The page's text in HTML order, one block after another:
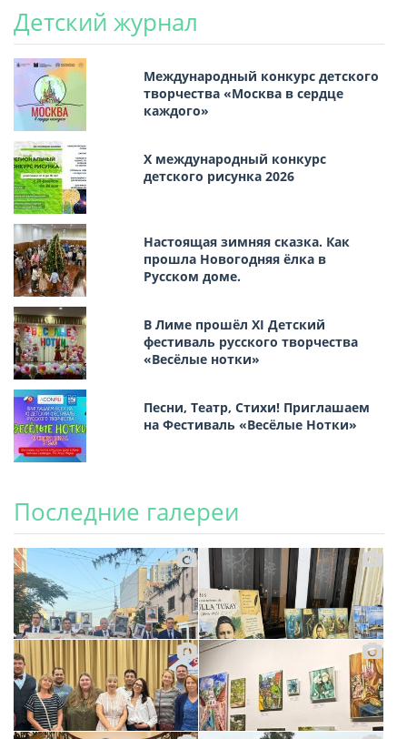
Детский журнал
Международный конкурс детского
творчества «Москва в сердце
каждого»
Х международный конкурс
детского рисунка 2026
Настоящая зимняя сказка. Как
прошла Новогодняя ёлка в
Русском доме.
В Лиме прошёл XI Детский
фестиваль русского творчества
«Весёлые нотки»
Песни, Театр, Стихи! Приглашаем
на Фестиваль «Весёлые Нотки»
Последние галереи